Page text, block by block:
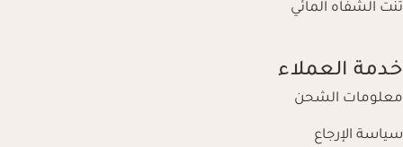
تنت الشفاه المائي
خدمة العملاء
معلومات الشحن
سياسة الإرجاع